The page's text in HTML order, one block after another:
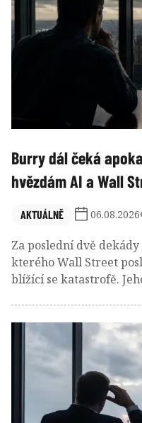
Burry dál čeká
hvězdám AI a Wall
AKTUÁLNĚ 06.08.2026
Za poslední dvě dekády si vybudoval pověst
kterého Wall Street
blížící se katastrofě.
pesimistický signál.
předzvěstí prudkého